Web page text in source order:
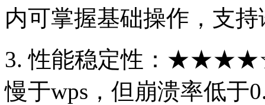
内可掌握基础操作，支
3. 性能稳定性：★★★★☆
慢于wps，但崩溃率低于